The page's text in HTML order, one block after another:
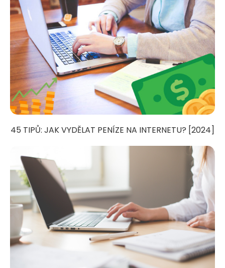
45 TIPŮ: JAK VYDĚLAT PENÍZE NA INTERNETU? [2024]